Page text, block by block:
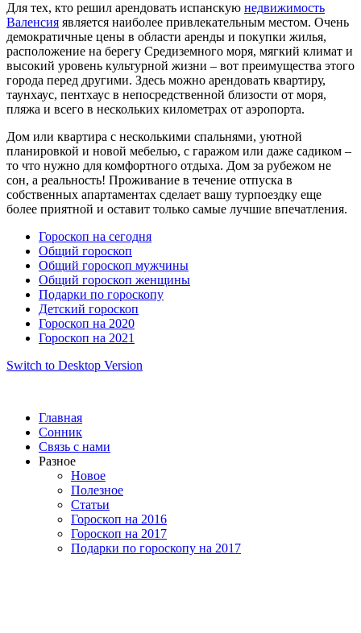
Для тех, кто решил арендовать испанскую недвижимость
Валенсия является наиболее привлекательным местом. Очень
демократичные цены в области аренды и покупки жилья,
расположение на берегу Средиземного моря, мягкий климат и
высокий уровень культурной жизни – вот преимущества этого
города перед другими. Здесь можно арендовать квартиру,
таунхаус, пентхаус в непосредственной близости от моря,
пляжа и всего в нескольких километрах от аэропорта.
Дом или квартира с несколькими спальнями, уютной
планировкой и новой мебелью, с гаражом или даже садиком –
то что нужно для комфортного отдыха. Дом за рубежом не
сон, а реальность! Проживание в течение отпуска в
собственных апартаментах сделает вашу турпоездку еще
более приятной и оставит только самые лучшие впечатления.
Гороскоп на сегодня
Общий гороскоп
Общий гороскоп мужчины
Общий гороскоп женщины
Подарки по гороскопу
Детский гороскоп
Гороскоп на 2020
Гороскоп на 2021
Switch to Desktop Version
Главная
Сонник
Связь с нами
Разное
Новое
Полезное
Статьи
Гороскоп на 2016
Гороскоп на 2017
Подарки по гороскопу на 2017